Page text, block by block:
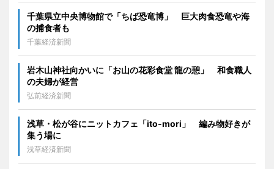
千葉県立中央博物館で「ちば恐竜博」 巨大肉食恐竜や海
の捕食者も
千葉経済新聞
岩木山神社向かいに「お山の花彩食堂 龍の憩」 和食職人
の夫婦が経営
弘前経済新聞
浅草・松が谷にニットカフェ「ito-mori」 編み物好きが
集う場に
浅草経済新聞